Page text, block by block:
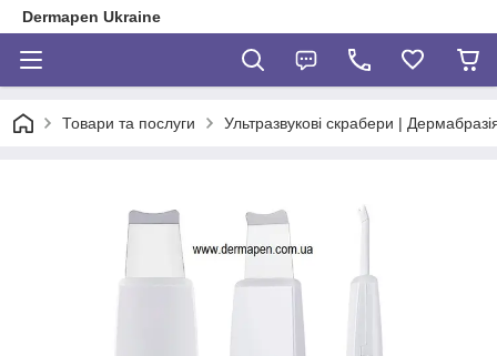
Dermapen Ukraine
Товари та послуги Ультразвукові скрабери |